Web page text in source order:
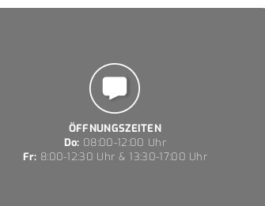
ÖFFNUNGSZEITEN
Do: 08:00-12:00 Uhr
Fr: 8:00-12:30 Uhr & 13:30-17:00 Uhr